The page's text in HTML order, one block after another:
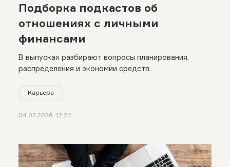
Подборка подкастов об
отношениях с личными
финансами
В выпусках разбирают вопросы планирования,
распределения и экономии средств.
Карьера
04.02.2026, 12:24